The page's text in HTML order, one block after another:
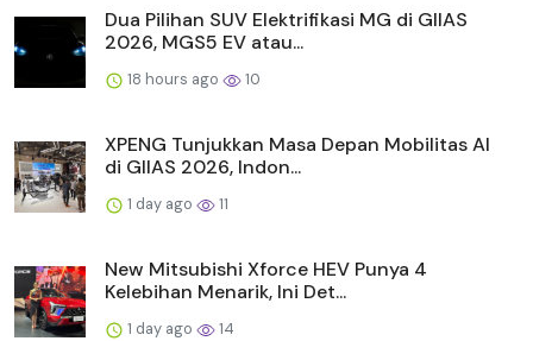
Dua Pilihan SUV Elektrifikasi MG di GIIAS
2026, MGS5 EV atau...
18 hours ago 10
XPENG Tunjukkan Masa Depan Mobilitas AI
di GIIAS 2026, Indon...
1 day ago 11
New Mitsubishi Xforce HEV Punya 4
Kelebihan Menarik, Ini Det...
1 day ago 14